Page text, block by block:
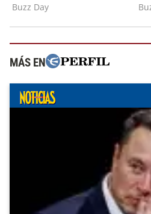
MÁS EN